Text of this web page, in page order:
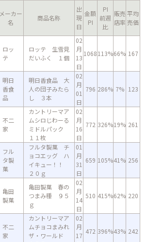
メーカー
名
商品名称
出
現
日
金額
PI
PI
前週
比
販売
店率
平均
売価
ロッ
テ
ロッテ 生雪見
だいふく １個
02
月
13
日
1068113%66% 167
明日
香食
品
明日香食品 大
人の団子みたら
し ３本
02
月
01
日
796 286% 7% 123
不二
家
カントリーマア
ムシロじわーる
ミドルパック
１１枚
02
月
16
日
772 326%19% 261
フル
タ製
菓
フルタ製菓 チ
ョコエッグ ハ
イキュー！！
２０ｇ
01
月
31
日
659 105%41% 256
亀田
製菓
亀田製菓 春の
つまみ種 ９５
ｇ
02
月
14
日
510 415%62% 220
不二
家
カントリーマア
ムチョコまみれ
ザ・ワールド
02
月
17
472 396%43% 242